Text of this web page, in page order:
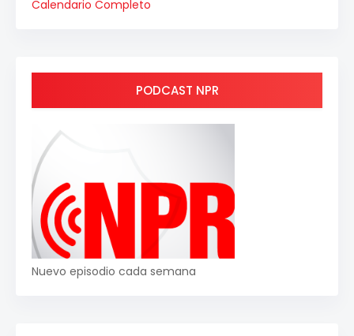
Calendario Completo
PODCAST NPR
Nuevo episodio cada semana